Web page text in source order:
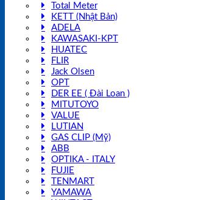
Total Meter
KETT (Nhật Bản)
ADELA
KAWASAKI-KPT
HUATEC
FLIR
Jack Olsen
OPT
DER EE ( Đài Loan )
MITUTOYO
VALUE
LUTIAN
GAS CLIP (Mỹ)
ABB
OPTIKA - ITALY
FUJIE
TENMART
YAMAWA